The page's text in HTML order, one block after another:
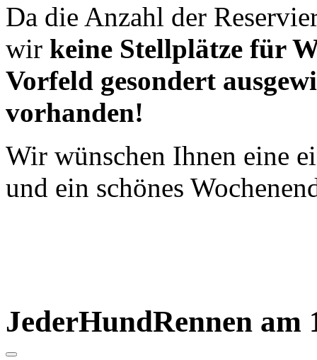
Da die Anzahl der
wir keine Stellplätze für
Vorfeld gesondert
vorhanden!
Wir wünschen Ihnen eine
und ein schönes
JederHundRennen am